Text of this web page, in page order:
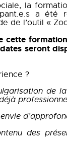
la
a été
de l’outil «
cette
seront
?
de
des